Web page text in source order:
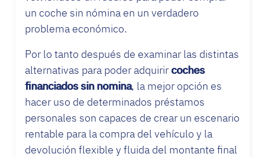
un coche sin nómina en un verdadero
problema económico.
Por lo tanto después de examinar las distintas
alternativas para poder adquirircoches
financiados sin nomina, la mejor opción es
hacer uso de determinados préstamos
personales son capaces de crear un escenario
rentable para la compra del vehículo y la
devolución flexible y fluida del montante final